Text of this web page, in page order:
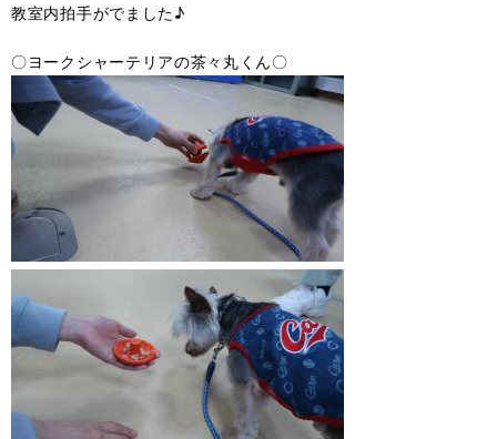
教室内拍手がでました♪
〇ヨークシャーテリアの茶々丸くん〇